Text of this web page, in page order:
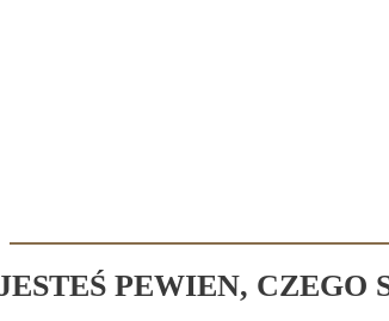
PEWIEN, CZEGO